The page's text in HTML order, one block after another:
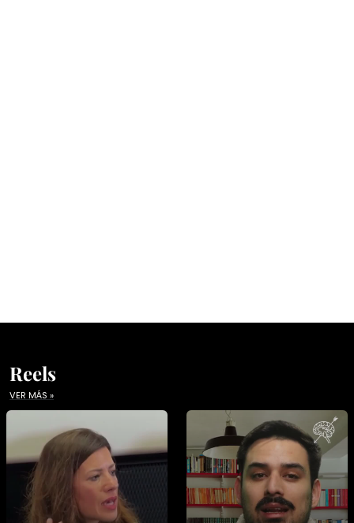
Reels
VER MÁS »